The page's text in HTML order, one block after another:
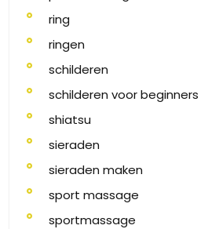
ring
ringen
schilderen
schilderen voor beginners
shiatsu
sieraden
sieraden maken
sport massage
sportmassage